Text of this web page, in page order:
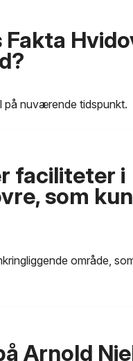
Fakta
på nuværende tidspunkt.
faciliteter i
som
område,
Arnold